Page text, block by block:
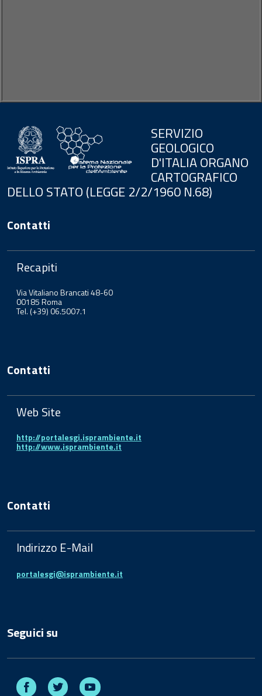
SERVIZIO
GEOLOGICO
D'ITALIA ORGANO
CARTOGRAFICO
DELLO STATO (LEGGE 2/2/1960 N.68)
Contatti
Recapiti
Via Vitaliano Brancati 48-60
00185 Roma
Tel. (+39) 06.5007.1
Contatti
Web Site
http://portalesgi.isprambiente.it
http://www.isprambiente.it
Contatti
Indirizzo E-Mail
portalesgi@isprambiente.it
Seguici su
Facebook Twitter